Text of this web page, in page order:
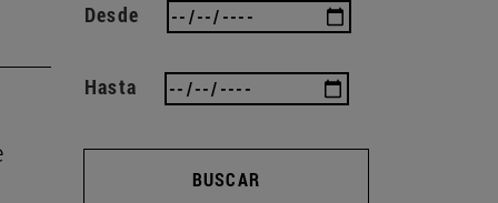
Desde
Hasta
BUSCAR